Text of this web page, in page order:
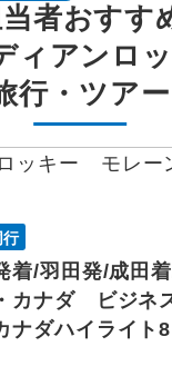
ト
戦
者おすす
ィアンロ
行・ツアー
行
着/羽田発/成田
カナダ ビジネ
ナダハイライト8